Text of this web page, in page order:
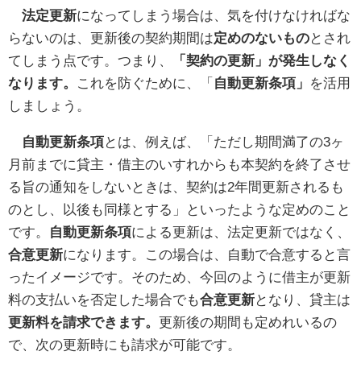
法定更新になってしまう場合は、気を付けなければな
らないのは、更新後の契約期間は定めのないものとされ
てしまう点です。つまり、
「契約の更新」が発生しなく
なります。
これを防ぐために、「 自動更新条項」 を活用
しましょう。
自動更新条項とは、例えば、「ただし期間満了の3ヶ
月前までに貸主・借主のいすれからも本契約を終了させ
る旨の通知をしないときは、契約は2年間更新されるも
のとし、以後も同様とする」といったような定めのこと
です。
自動更新条項による更新は、法定更新ではなく、
合意更新になります。この場合は、自動で合意すると言
ったイメージです。そのため、今回のように借主が更新
料の支払いを否定した場合でも合意更新となり、貸主は
更新料を請求できます。 更新後の期間も定めれいるの
で、次の更新時にも請求が可能です。